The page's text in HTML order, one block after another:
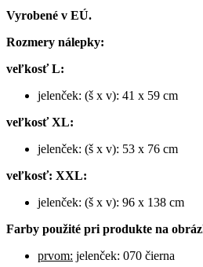
Vyrobené v EÚ.
Rozmery nálepky:
veľkosť L:
jelenček: (š x v): 41 x 59 cm
veľkosť XL:
jelenček: (š x v): 53 x 76 cm
veľkosť: XXL:
jelenček: (š x v): 96 x 138 cm
Farby použité pri produkte na
prvom: jelenček: 070 čierna